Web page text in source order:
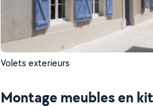
Volets exterieurs
Montage meubles en kit